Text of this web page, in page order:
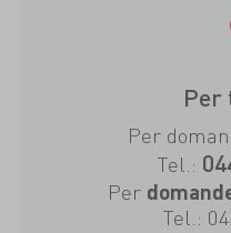
Per
Per
Tel.:
Per
Tel.: